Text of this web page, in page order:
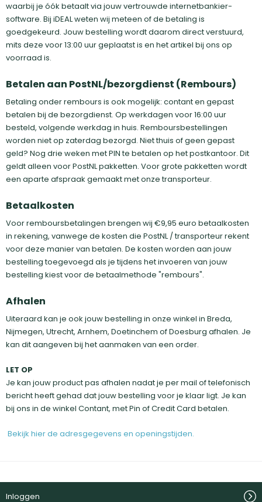
waarbij je óók betaalt via jouw vertrouwde internetbankier-
software. Bij iDEAL weten wij meteen of de betaling is
goedgekeurd. Jouw bestelling wordt daarom direct verstuurd,
mits deze voor 13:00 uur geplaatst is en het artikel bij ons op
voorraad is.
Betalen aan PostNL/bezorgdienst (Rembours)
Betaling onder rembours is ook mogelijk: contant en gepast
betalen bij de bezorgdienst. Op werkdagen voor 16:00 uur
besteld, volgende werkdag in huis. Remboursbestellingen
worden niet op zaterdag bezorgd. Niet thuis of geen gepast
geld? Nog drie weken met PIN te betalen op het postkantoor. Dit
geldt alleen voor PostNL pakketten. Voor grote pakketten wordt
een aparte afspraak gemaakt met onze transporteur.
Betaalkosten
Voor remboursbetalingen brengen wij €9,95 euro betaalkosten
in rekening, vanwege de kosten die PostNL / transporteur rekent
voor deze manier van betalen. De kosten worden aan jouw
bestelling toegevoegd als je tijdens het invoeren van jouw
bestelling kiest voor de betaalmethode "rembours".
Afhalen
Uiteraard kan je ook jouw bestelling in onze winkel in Breda,
Nijmegen, Utrecht, Arnhem, Doetinchem of Doesburg afhalen. Je
kan dit aangeven bij het aanmaken van een order.
LET OP
Je kan jouw product pas afhalen nadat je per mail of telefonisch
bericht heeft gehad dat jouw bestelling voor je klaar ligt. Je kan
bij ons in de winkel Contant, met Pin of Credit Card betalen.
Bekijk hier de adresgegevens en openingstijden.
Inloggen